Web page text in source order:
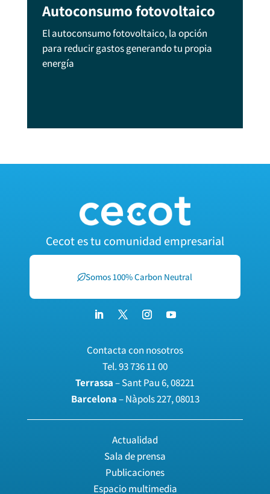
Autoconsumo fotovoltaico
El autoconsumo fotovoltaico, la opción
para reducir gastos generando tu propia
energía
Cecot es tu comunidad empresarial
Somos 100% Carbon Neutral
Contacta con nosotros
Tel.93 736 11 00
Terrassa– Sant Pau 6, 08221
Barcelona– Nàpols 227, 08013
Actualidad
Sala de prensa
Publicaciones
Espacio multimedia